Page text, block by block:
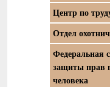
Центр по
Отдел
Федеральная
защиты прав
человека